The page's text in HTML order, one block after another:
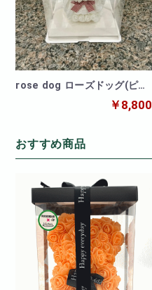
rose dog ローズドッグ(ピン
￥8,800
おすすめ商品